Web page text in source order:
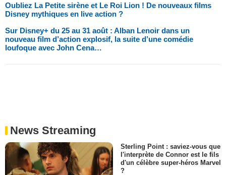
Oubliez La Petite sirène et Le Roi Lion ! De nouveaux films
Disney mythiques en live action ?
Sur Disney+ du 25 au 31 août : Alban Lenoir dans un
nouveau film d’action explosif, la suite d’une comédie
loufoque avec John Cena…
News Streaming
Sterling Point : saviez-vous que
l'interprète de Connor est le fils
d'un célèbre super-héros Marvel
?